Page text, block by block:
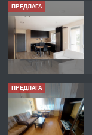
ПРЕДЛАГА
ПРЕДЛАГА